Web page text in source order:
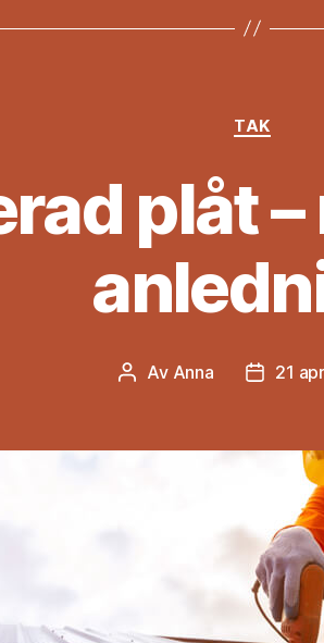
TAK
plåt
Inläggsförfattare
Av Anna 21